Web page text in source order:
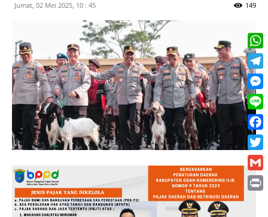
Jumat, 02 Mei 2025, 10 : 45 149
Line